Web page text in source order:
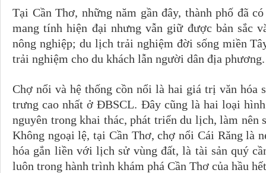
Tại Cần Thơ, những năm gần đây, thành phố đã
mang tính hiện đại nhưng vẫn giữ được bản sắc
nông nghiệp; du lịch trải nghiệm đời sống miền
trải nghiệm cho du khách lẫn người dân địa phương.
Chợ nổi và hệ thống cồn nổi là hai giá trị văn hóa
trưng cao nhất ở ÐBSCL. Ðây cũng là hai loại
nguyên trong khai thác, phát triển du lịch, làm nên
Không ngoại lệ, tại Cần Thơ, chợ nổi Cái Răng là
hóa gắn liền với lịch sử vùng đất, là tài sản quý
luôn trong hành trình khám phá Cần Thơ của hầu